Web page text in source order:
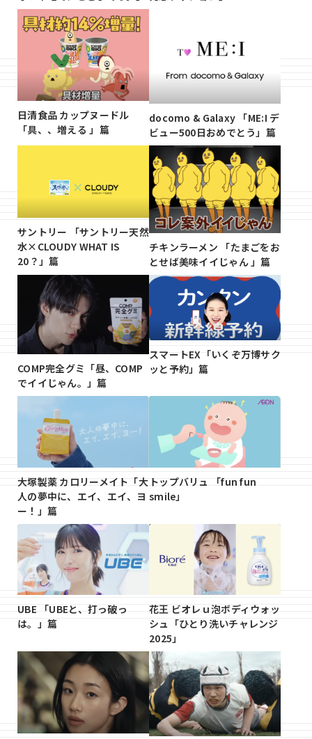
日清食品 カップヌードル
「具、、増える 」篇
docomo & Galaxy 「ME:I デ
ビュー500日おめでとう」篇
サントリー 「サントリー天然
水×CLOUDY WHAT IS
20？」篇
チキンラーメン 「たまごをお
とせば美味イイじゃん 」篇
COMP完全グミ「昼、COMP
でイイじゃん。」篇
スマートEX「いくぞ万博サク
ッと予約」篇
大塚製薬 カロリーメイト「大
人の夢中に、エイ、エイ、ヨ
ー！」篇
トップバリュ 「fun fun
smile」
UBE 「UBEと、打っ破っ
は。」篇
花王 ビオレｕ泡ボディウォッ
シュ「ひとり洗いチャレンジ
2025」